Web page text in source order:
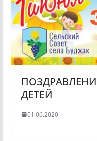
ДЕТЕЙ
01.06.2020